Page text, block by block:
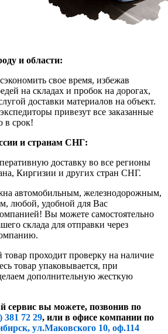
и области:
свое время, избежав
на складах и пробок на дорогах,
доставки материалов на объект.
привезут все заказанные
в срок!
и странам СНГ:
доставку во все регионы
Киргизии и других стран СНГ.
автомобильным, железнодорожным,
любой, удобной для Вас
Вы можете самостоятельно
склада для отправки через
товар проходит проверку на наличие
товар упаковывается, при
дополнительную жесткую
сервис вы можете, позвонив по
381 72 29, или в офисе компании по
ул.Маковского 10, оф.114